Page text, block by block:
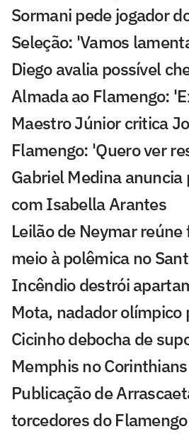
Sormani pede jogador
Seleção: 'Vamos
Diego avalia possível
Almada ao Flamengo:
Maestro Júnior critica
Flamengo: 'Quero ver
Gabriel Medina
com Isabella Arantes
Leilão de Neymar
meio à polêmica no
Incêndio destrói
Mota, nadador olímpico
Cicinho debocha de
Memphis no Corinthians
Publicação de
torcedores do